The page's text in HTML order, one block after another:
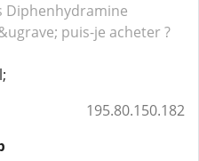
Diphenhydramine
puis-je acheter ?
195.80.150.182